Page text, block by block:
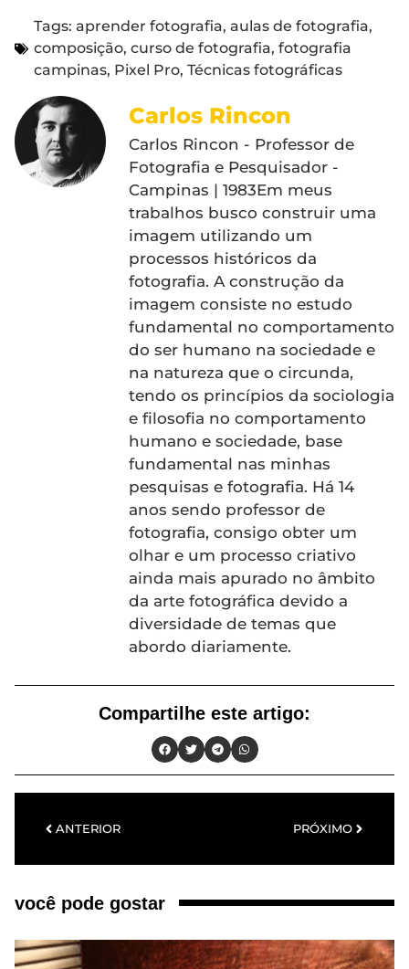
Tags: aprender fotografia, aulas de fotografia,
composição, curso de fotografia, fotografia
campinas, Pixel Pro, Técnicas fotográficas
Carlos Rincon
Carlos Rincon - Professor de
Fotografia e Pesquisador -
Campinas | 1983Em meus
trabalhos busco construir uma
imagem utilizando um
processos históricos da
fotografia. A construção da
imagem consiste no estudo
fundamental no comportamento
do ser humano na sociedade e
na natureza que o circunda,
tendo os princípios da sociologia
e filosofia no comportamento
humano e sociedade, base
fundamental nas minhas
pesquisas e fotografia. Há 14
anos sendo professor de
fotografia, consigo obter um
olhar e um processo criativo
ainda mais apurado no âmbito
da arte fotográfica devido a
diversidade de temas que
abordo diariamente.
Compartilhe este artigo:
ANTERIOR PRÓXIMO
você pode gostar